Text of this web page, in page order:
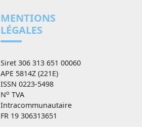
MENTIONS
LÉGALES
Siret 306 313 651 00060
APE 5814Z (221E)
ISSN 0223-5498
No TVA
Intracommunautaire
FR 19 306313651